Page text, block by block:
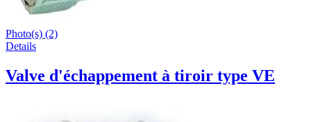
Photo(s) (2)
Details
Valve d'échappement à tiroir type VE